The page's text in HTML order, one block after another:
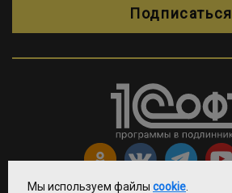
Подписаться
Мы используем файлы cookie